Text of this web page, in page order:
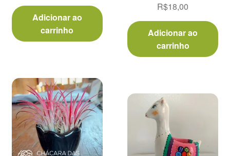
Adicionar ao
carrinho
4.00 de 5
R$18,00
Adicionar ao
carrinho